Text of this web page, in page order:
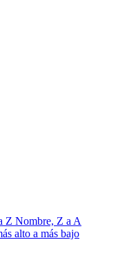
Z Nombre, Z a A
alto a más bajo